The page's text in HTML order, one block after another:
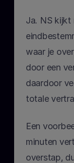
Ja. NS kijkt
waar je
door een
daardoor
totale
Een
minuten
overstap,